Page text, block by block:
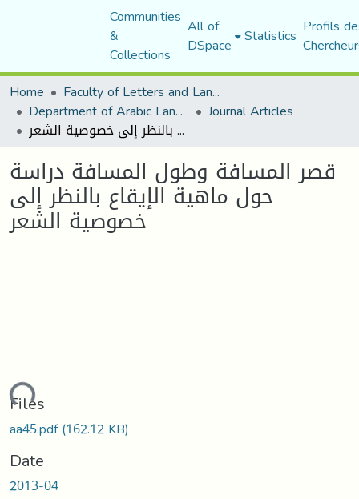
Communities
&
Collections
All of
DSpace Statistics Profils
Home
Faculty of Letters and Languages
Department of Arabic Language and Literature Journal Articles
قصر المسافة وطول المسافة دراسة حول ماهية الإيقاع بالنظر إلى خصوصية الشعر
قصر المسافة وطول المسافة دراسة
حول ماهية الإيقاع بالنظر إلى
خصوصية الشعر
Files
aa45.pdf(162.12 KB)
Date
2013-04